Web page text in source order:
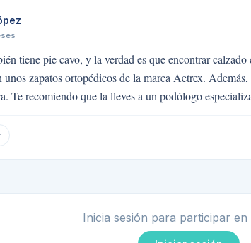
tiene pie cavo, y la verdad es que encontrar
zapatos ortopédicos de la marca Aetrex.
Te recomiendo que la lleves a un podólogo
Inicia sesión para participar en